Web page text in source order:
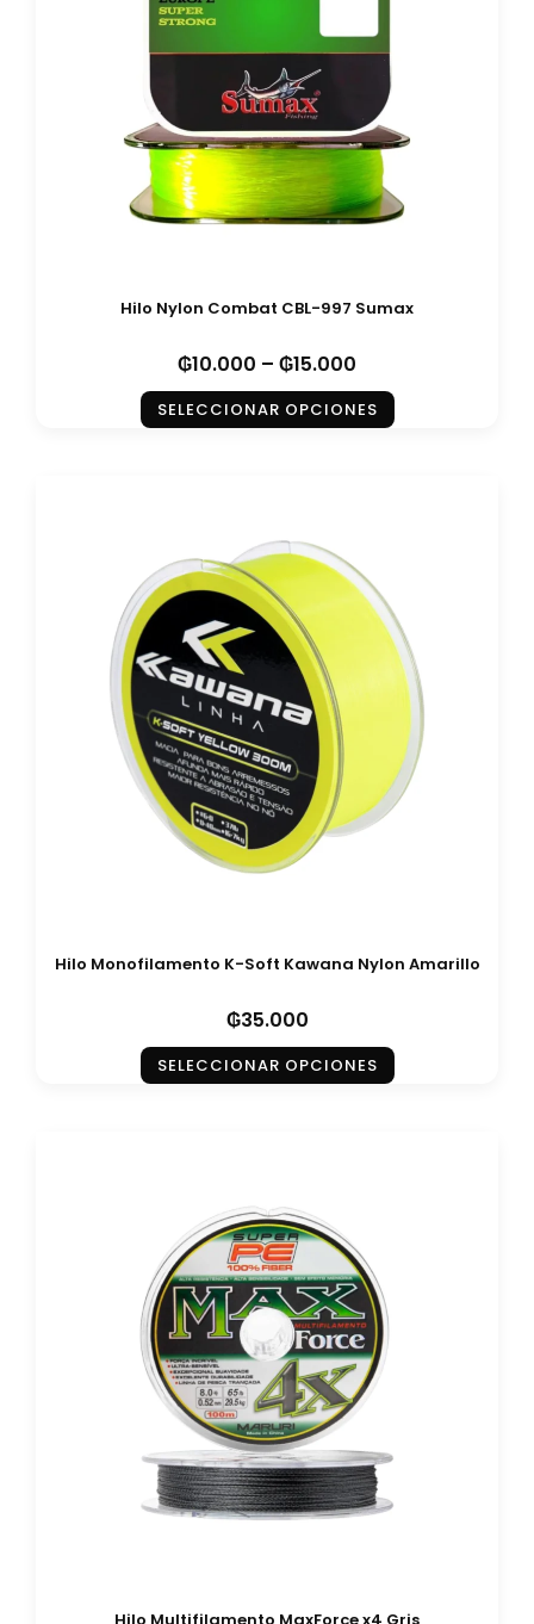
Hilo Nylon Combat CBL-997 Sumax
₲10.000 – ₲15.000
SELECCIONAR OPCIONES
Hilo Monofilamento K-Soft Kawana Nylon Amarillo
₲35.000
SELECCIONAR OPCIONES